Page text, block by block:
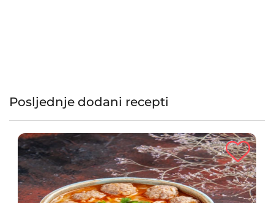
Posljednje dodani recepti